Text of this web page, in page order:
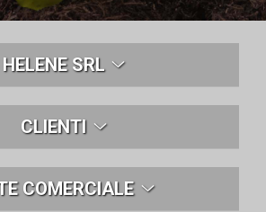
HELENE SRL
CLIENTI
COMERCIALE